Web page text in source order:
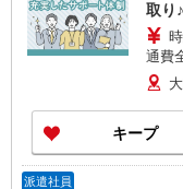
取り
通費
キープ
派遣社員